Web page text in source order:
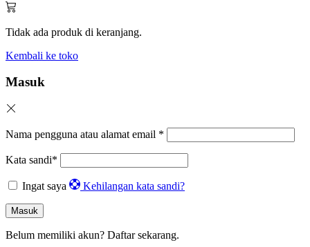
Tidak ada produk di keranjang.
Kembali ke toko
Masuk
Nama pengguna atau alamat email *
Kata sandi*
Ingat saya Kehilangan kata sandi?
Masuk
Belum memiliki akun? Daftar sekarang.